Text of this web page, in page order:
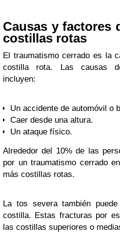
Causas y factores
costillas rotas
El traumatismo cerrado es la
costilla rota. Las causas
incluyen:
Un accidente de automóvil o
Caer desde una altura.
Un ataque físico.
Alrededor del 10% de las
por un traumatismo cerrado
más costillas rotas.
La tos severa también
costilla. Estas fracturas por
las costillas superiores o